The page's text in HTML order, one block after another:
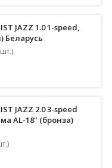
JAZZ 1.0 1-speed,
Беларусь
JAZZ 2.0 3-speed
AL-18" (бронза)